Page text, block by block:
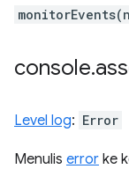
console.
Level log: Error
Menulis error ke